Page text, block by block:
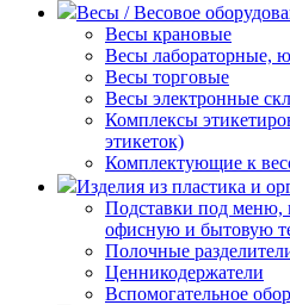
Весы / Весовое
Весы крановые
Весы лабораторные,
Весы торговые
Весы электронные
Комплексы
этикеток)
Комплектующие к
Изделия из пластика и
Подставки под меню,
офисную и бытовую
Полочные
Ценникодержатели
Вспомогательное